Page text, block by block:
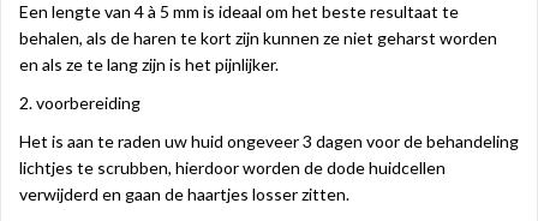
Een lengte van 4 à 5 mm is ideaal om het beste resultaat te
behalen, als de haren te kort zijn kunnen ze niet geharst worden
en als ze te lang zijn is het pijnlijker.
2. voorbereiding
Het is aan te raden uw huid ongeveer 3 dagen voor de behandeling
lichtjes te scrubben, hierdoor worden de dode huidcellen
verwijderd en gaan de haartjes losser zitten.